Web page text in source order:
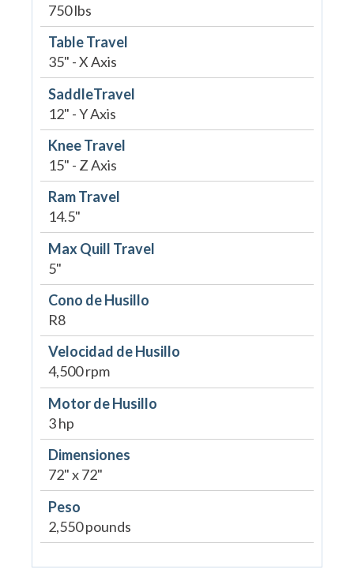
750 lbs
Table Travel
35" - X Axis
SaddleTravel
12" - Y Axis
Knee Travel
15" - Z Axis
Ram Travel
14.5"
Max Quill Travel
5"
Cono de Husillo
R8
Velocidad de Husillo
4,500 rpm
Motor de Husillo
3 hp
Dimensiones
72" x 72"
Peso
2,550 pounds